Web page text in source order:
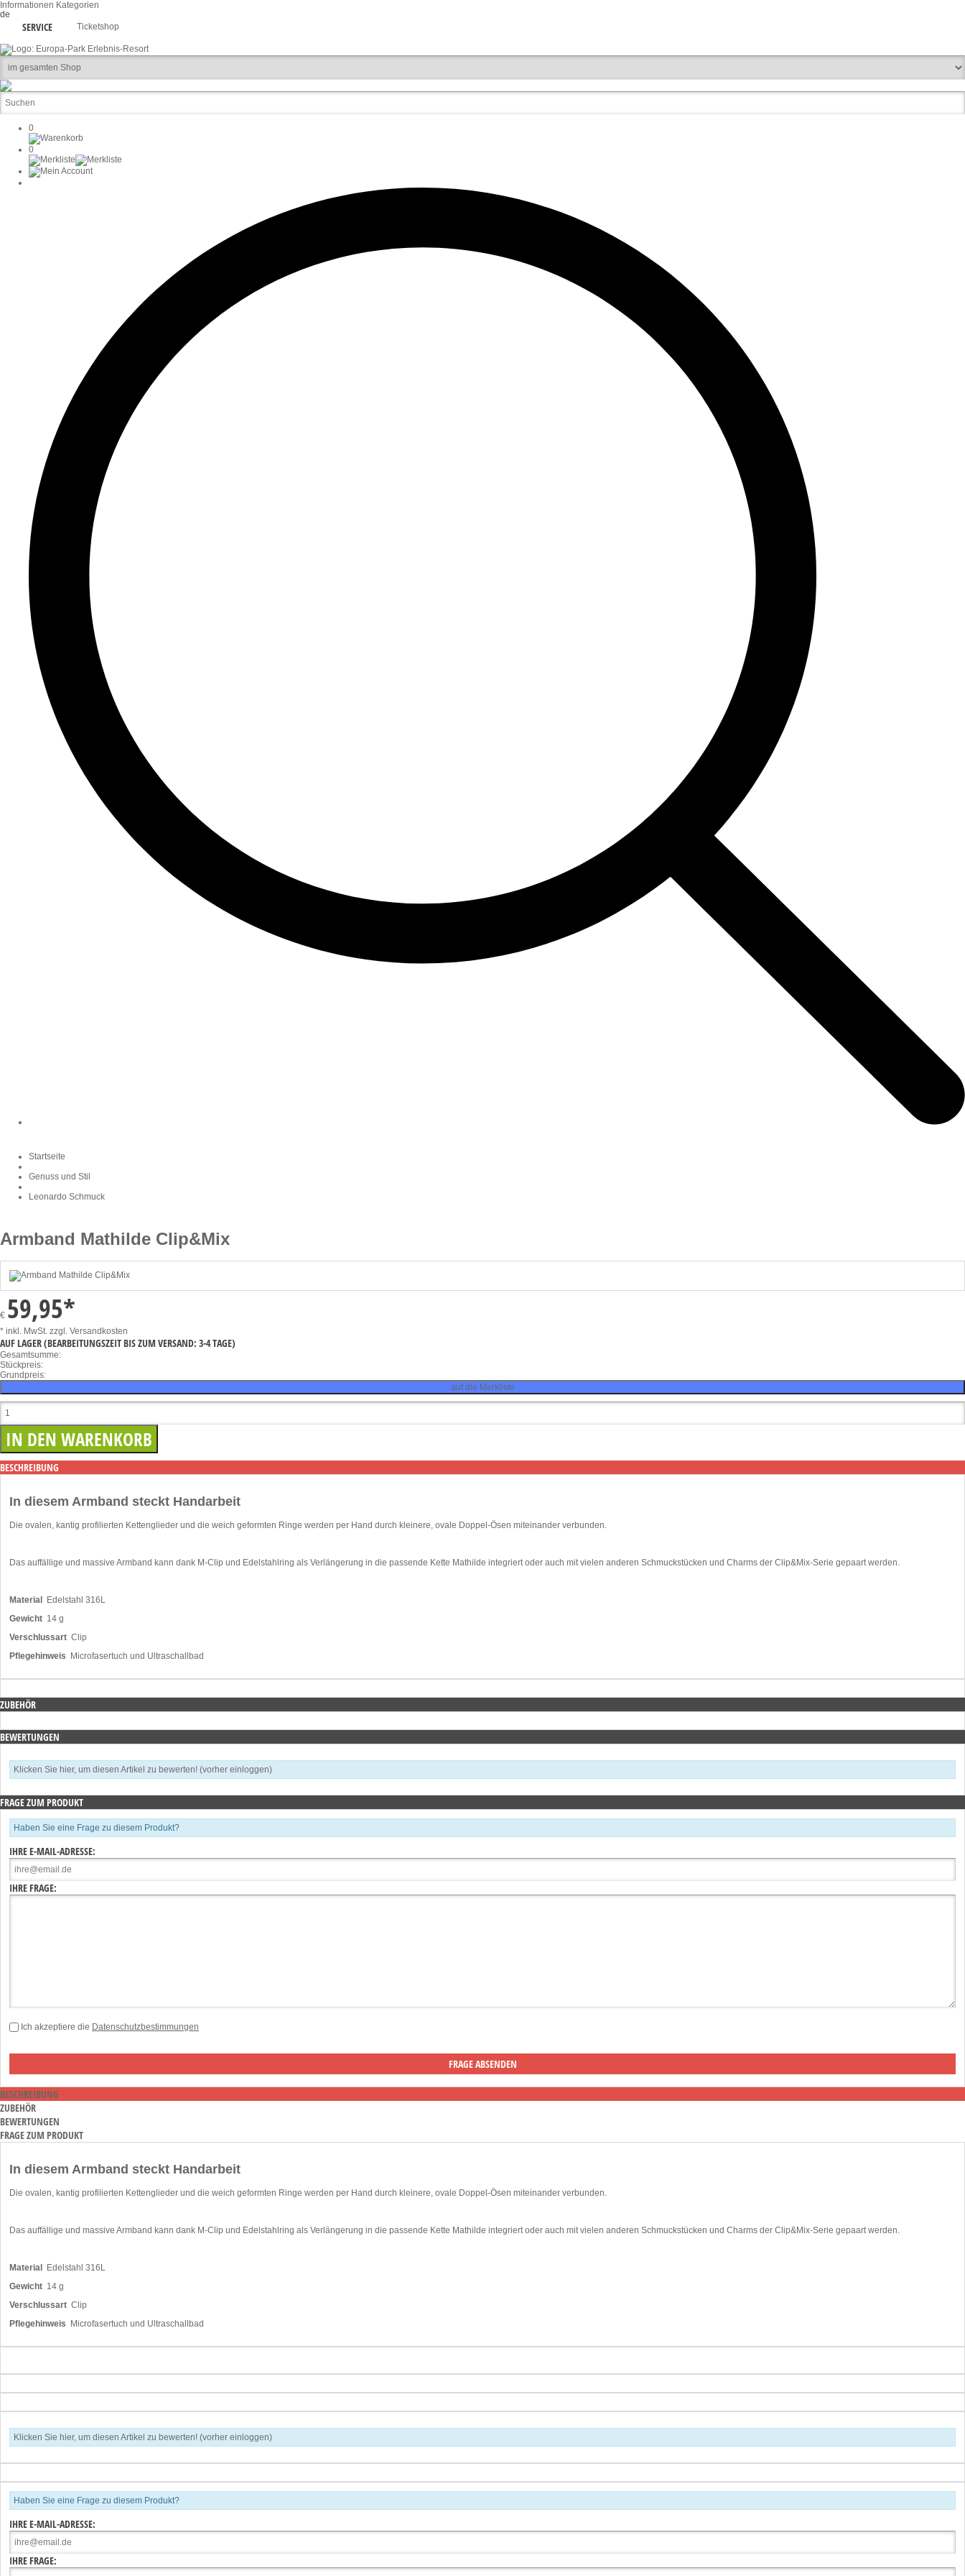
Informationen Kategorien
de
SERVICE Ticketshop
0
0
Startseite
Genuss und Stil
Leonardo Schmuck
Armband Mathilde Clip&Mix
€ 59,95*
* inkl. MwSt. zzgl. Versandkosten
AUF LAGER(BEARBEITUNGSZEIT BIS ZUM VERSAND: 3-4 TAGE)
Gesamtsumme:
Stückpreis:
Grundpreis:
auf die Merkliste
BESCHREIBUNG
In diesem Armband steckt Handarbeit
Die ovalen, kantig profilierten Kettenglieder und die weich geformten Ringe werden per Hand durch kleinere, ovale Doppel-Ösen miteinander verbunden.
Das auffällige und massive Armband kann dank M-Clip und Edelstahlring als Verlängerung in die passende Kette Mathilde integriert oder auch mit vielen anderen Schmuckstücken und Charms der Clip&Mix-Serie gepaart werden.
Material
Edelstahl 316L
Gewicht 14 g
Verschlussart Clip
Pflegehinweis Microfasertuch und Ultraschallbad
ZUBEHÖR
BEWERTUNGEN
Klicken Sie hier, um diesen Artikel zu bewerten! (vorher einloggen)
FRAGE ZUM PRODUKT
Haben Sie eine Frage zu diesem Produkt?
IHRE E-MAIL-ADRESSE:
IHRE FRAGE:
Ich akzeptiere die Datenschutzbestimmungen
BESCHREIBUNG
ZUBEHÖR
BEWERTUNGEN
FRAGE ZUM PRODUKT
In diesem Armband steckt Handarbeit
Die ovalen, kantig profilierten Kettenglieder und die weich geformten Ringe werden per Hand durch kleinere, ovale Doppel-Ösen miteinander verbunden.
Das auffällige und massive Armband kann dank M-Clip und Edelstahlring als Verlängerung in die passende Kette Mathilde integriert oder auch mit vielen anderen Schmuckstücken und Charms der Clip&Mix-Serie gepaart werden.
Material
Edelstahl 316L
Gewicht 14 g
Verschlussart Clip
Pflegehinweis Microfasertuch und Ultraschallbad
Klicken Sie hier, um diesen Artikel zu bewerten! (vorher einloggen)
Haben Sie eine Frage zu diesem Produkt?
IHRE E-MAIL-ADRESSE:
IHRE FRAGE: